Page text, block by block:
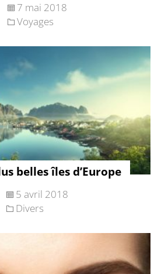
7 mai 2018
Voyages
belles îles d’Europe
5 avril 2018
Divers